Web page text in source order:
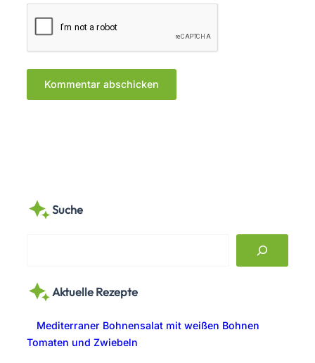
Suche
r
Aktuelle Rezepte
Mediterraner Bohnensalat mit weißen Bohnen
Tomaten und Zwiebeln